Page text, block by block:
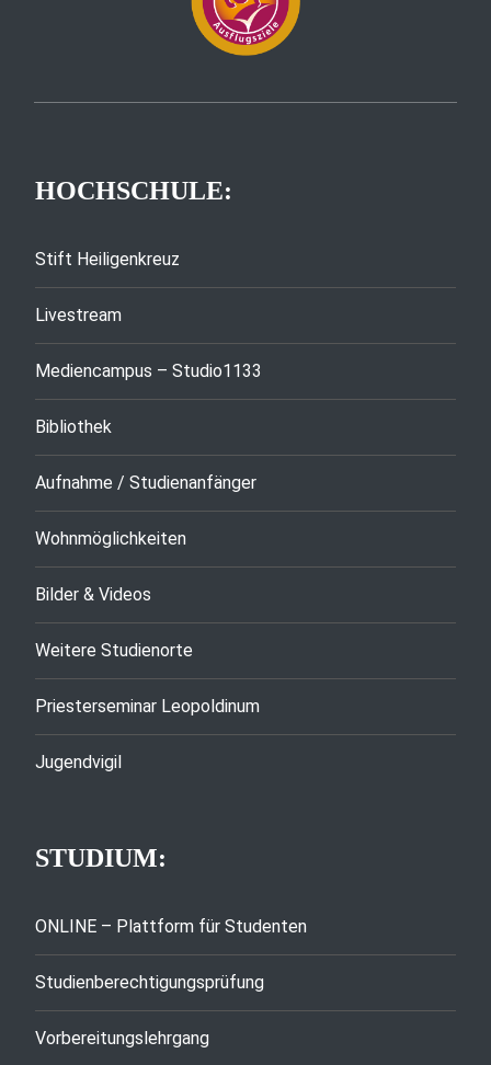
HOCHSCHULE:
Stift Heiligenkreuz
Livestream
Mediencampus – Studio1133
Bibliothek
Aufnahme / Studienanfänger
Wohnmöglichkeiten
Bilder & Videos
Weitere Studienorte
Priesterseminar Leopoldinum
Jugendvigil
STUDIUM:
ONLINE – Plattform für Studenten
Studienberechtigungsprüfung
Vorbereitungslehrgang